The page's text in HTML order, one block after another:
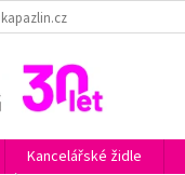
Kancelářské židle